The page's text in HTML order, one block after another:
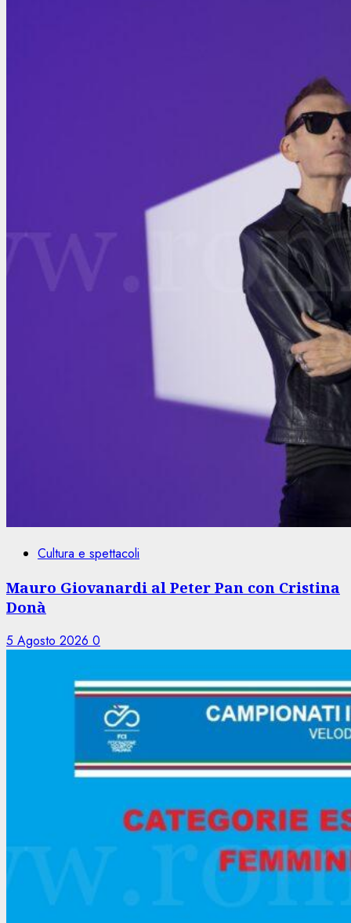
Cultura e spettacoli
Mauro Giovanardi al Peter Pan con Cristina
Donà
5 Agosto 2026 0